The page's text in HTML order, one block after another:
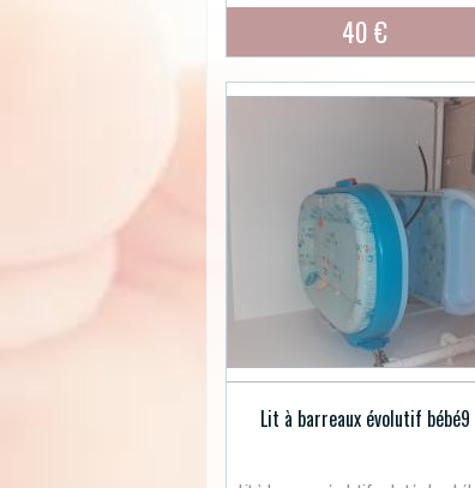
40 €
Lit à barreaux évolutif bébé9